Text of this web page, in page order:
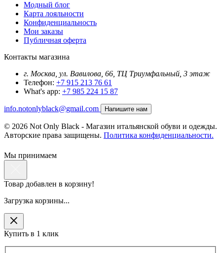
Модный блог
Карта лояльности
Конфиденциальность
Мои заказы
Публичная оферта
Контакты магазина
г. Москва, ул. Вавилова, 66, ТЦ Триумфальный, 3 этаж
Телефон: +7 915 213 76 61
What's app: +7 985 224 15 87
info.notonlyblack@gmail.com Напишите нам
© 2026 Not Only Black - Магазин итальянской обуви и одежды.
Авторские права защищены. Политика конфиденциальности.
Мы принимаем
Товар добавлен в корзину!
Загрузка корзины...
Купить в 1 клик